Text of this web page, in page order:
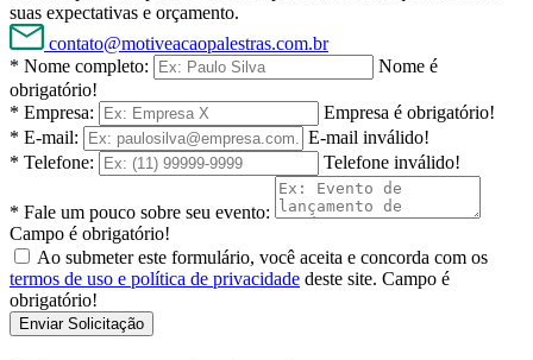
suas expectativas e orçamento.
contato@motiveacaopalestras.com.br
* Nome completo:
Nome é
obrigatório!
* Empresa:
Empresa é obrigatório!
* E-mail:
E-mail inválido!
* Telefone:
Telefone inválido!
* Fale um pouco sobre seu evento:
Campo é obrigatório!
Ao submeter este formulário, você aceita e concorda com os
termos de uso e política de privacidade deste site. Campo é
obrigatório!
Enviar Solicitação